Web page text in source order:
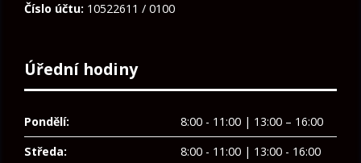
Číslo účtu: 10522611 / 0100
Úřední hodiny
Pondělí:
8:00 - 11:00 | 13:00 – 16:00
Středa:
8:00 - 11:00 | 13:00 - 16:00